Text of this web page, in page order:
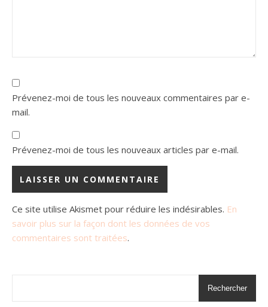
Prévenez-moi de tous les nouveaux commentaires par e-
mail.
Prévenez-moi de tous les nouveaux articles par e-mail.
Ce site utilise Akismet pour réduire les indésirables. En
savoir plus sur la façon dont les données de vos
commentaires sont traitées.
Rechercher